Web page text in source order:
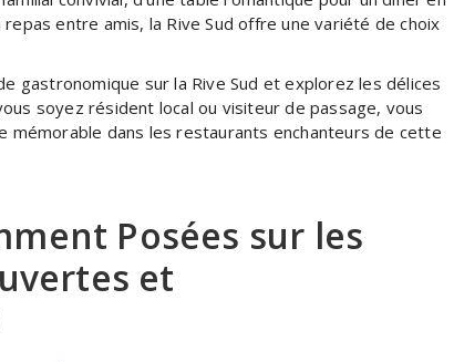
entre amis, la Rive Sud offre une variété de choix
gastronomique sur la Rive Sud et explorez les délices
soyez résident local ou visiteur de passage, vous
dans les restaurants enchanteurs de cette
Posées sur les
et